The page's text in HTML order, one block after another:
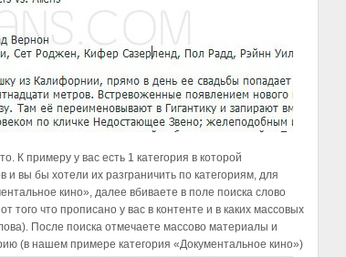
К примеру у вас есть 1 категория в которой
вы бы хотели их разграничить по категориям, для
кино», далее вбиваете в поле поиска слово
того что прописано у вас в контенте и в каких массовых
После поиска отмечаете массово материалы и
(в нашем примере категория «Документальное кино»)